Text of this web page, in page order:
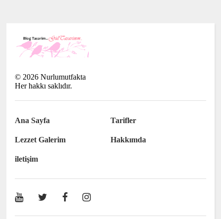
© 2026 Nurlumutfakta
Her hakkı saklıdır.
Ana Sayfa Tarifler
Lezzet Galerim Hakkımda
iletişim